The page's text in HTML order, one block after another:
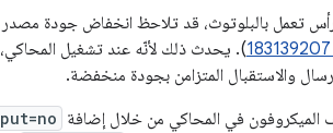
تعمل بالبلوتوث، قد تلاحظ انخفاض جودة مصدر
). يحدث ذلك لأنّه عند تشغيل
والاستقبال المتزامن بجودة منخفضة.
الميكروفون في المحاكي من خلال إضافة